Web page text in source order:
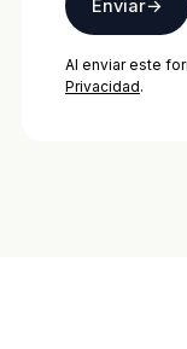
Enviar→
Al enviar este
Privacidad.